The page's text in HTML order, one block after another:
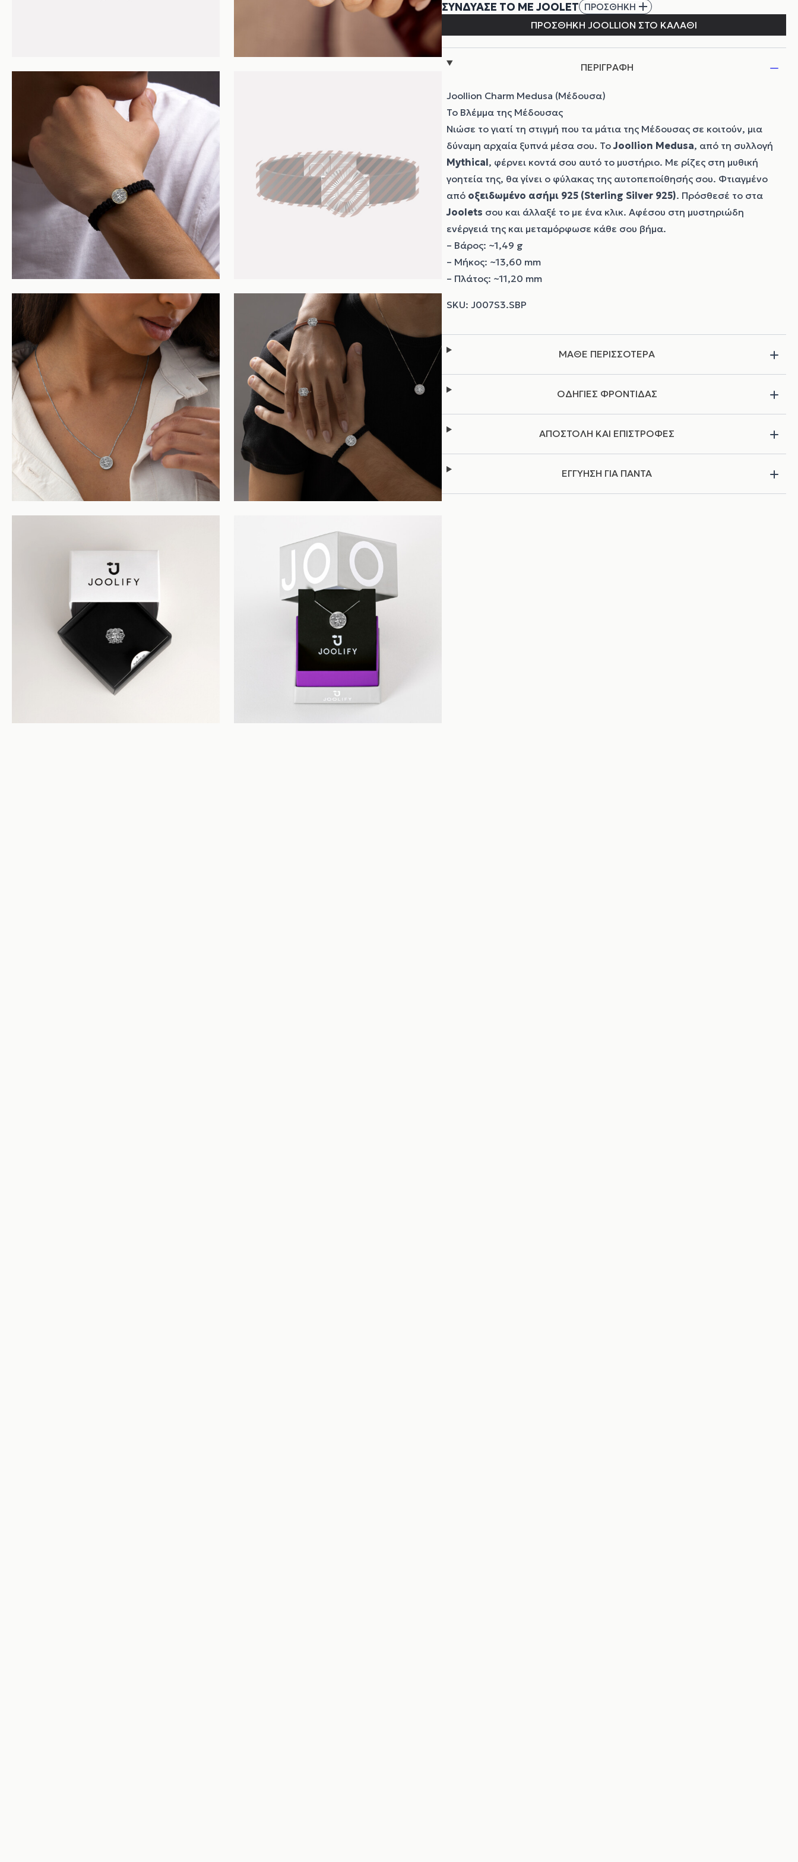
ΠΕΡΙΓΡΑΦΗ
Joollion Charm Medusa (Μέδουσα)
Το Βλέμμα της Μέδουσας
Νιώσε το γιατί τη στιγμή που τα μάτια της Μέδουσας σε κοιτούν, μια
δύναμη αρχαία ξυπνά μέσα σου. ΤοJoollion Medusa, από τη συλλογή
Mythical, φέρνει κοντά σου αυτό το μυστήριο. Με ρίζες στη μυθική
γοητεία της, θα γίνει ο φύλακας της αυτοπεποίθησής σου. Φτιαγμένο
από οξειδωμένο ασήμι 925 (Sterling Silver 925). Πρόσθεσέ το στα
Joolets σου και άλλαξέ το με ένα κλικ. Αφέσου στη μυστηριώδη
ενέργειά της και μεταμόρφωσε κάθε σου βήμα.
– Βάρος: ~1,49 g
– Μήκος: ~13,60 mm
– Πλάτος: ~11,20 mm
ΜΑΘΕ ΠΕΡΙΣΣΟΤΕΡΑ
ΟΔΗΓΙΕΣ ΦΡΟΝΤΙΔΑΣ
ΑΠΟΣΤΟΛΗ ΚΑΙ ΕΠΙΣΤΡΟΦΕΣ
ΕΓΓΥΗΣΗ ΓΙΑ ΠΑΝΤΑ